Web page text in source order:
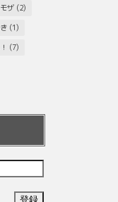
ザ(2)
(1)
(7)